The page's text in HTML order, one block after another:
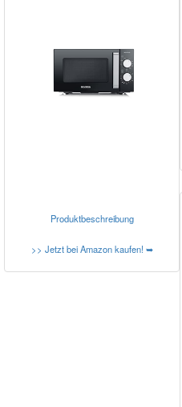
Produktbeschreibung
>> Jetzt bei Amazon kaufen! ➥